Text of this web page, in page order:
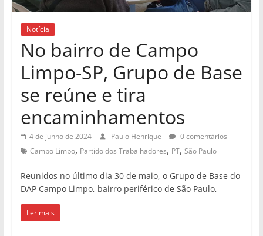
Notícia
No bairro de Campo
Limpo-SP, Grupo de Base
se reúne e tira
encaminhamentos
4 de junho de 2024 Paulo Henrique
0 comentários
Campo Limpo, Partido dos Trabalhadores, PT, São Paulo
Reunidos no último dia 30 de maio, o Grupo de Base do
DAP Campo Limpo, bairro periférico de São Paulo,
Ler mais